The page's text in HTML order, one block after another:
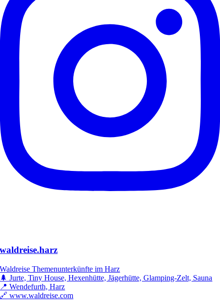
waldreise.harz
Waldreise Themenunterkünfte im Harz
🌲 Jurte, Tiny House, Hexenhütte, Jägerhütte, Glamping-Zelt, Sauna
📍 Wendefurth, Harz
🔗 www.waldreise.com